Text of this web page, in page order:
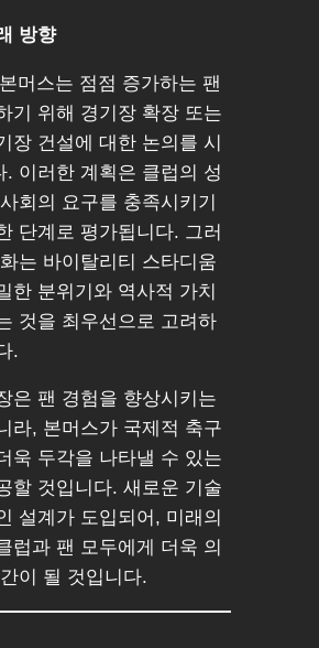
방향
머스는 점점 증가하는 팬
기 위해 경기장 확장 또는
장 건설에 대한 논의를 시
. 이러한 계획은 클럽의 성
회의 요구를 충족시키기
단계로 평가됩니다. 그러
는 바이탈리티 스타디움
한 분위기와 역사적 가치
것을 최우선으로 고려하
.
은 팬 경험을 향상시키는
라, 본머스가 국제적 축구
욱 두각을 나타낼 수 있는
할 것입니다. 새로운 기술
설계가 도입되어, 미래의
럽과 팬 모두에게 더욱 의
이 될 것입니다.